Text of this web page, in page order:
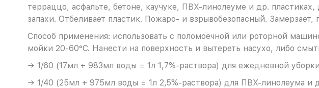
терраццо, асфальте, бетоне, каучуке, ПВХ-линолеуме и др.
запахи. Отбеливает пластик. Пожаро- и взрывобезопасный.
Способ применения: использовать с поломоечной или роторной
мойки 20-60°С. Нанести на поверхность и вытереть насухо, либо
→ 1/60 (17мл + 983мл воды = 1л 1,7%-раствора) для ежедневной
→ 1/40 (25мл + 975мл воды = 1л 2,5%-раствора) для ПВХ-линолеума и